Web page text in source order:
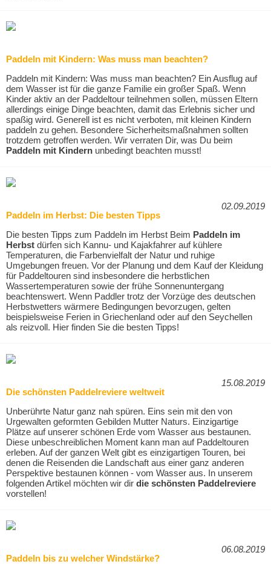
Paddeln mit Kindern: Was muss man beachten?
Paddeln mit Kindern: Was muss man beachten? Ein Ausflug auf
dem Wasser ist für die ganze Familie ein großer Spaß. Wenn
Kinder aktiv an der Paddeltour teilnehmen sollen, müssen Eltern
allerdings einige Dinge beachten, damit das Erlebnis sicher und
spaßig wird. Generell ist es nicht verboten, mit kleinen Kindern
paddeln zu gehen. Besondere Sicherheitsmaßnahmen sollten
trotzdem getroffen werden. Wir verraten Dir, was Du beim
Paddeln mit Kindern unbedingt beachten musst!
02.09.2019
Paddeln im Herbst: Die besten Tipps
Die besten Tipps zum Paddeln im Herbst Beim Paddeln im
Herbst dürfen sich Kannu- und Kajakfahrer auf kühlere
Temperaturen, die Farbenvielfalt der Natur und ruhige
Umgebungen freuen. Vor der Planung und dem Kauf der Kleidung
für Paddeltouren sind insbesondere die herbstlichen
Wassertemperaturen sowie der frühe Sonnenuntergang
beachtenswert. Wenn Paddler trotz der Vorzüge des deutschen
Herbstwetters wärmere Bedingungen bevorzugen, gelten
beispielsweise Ferien in Griechenland oder auf den Seychellen
als reizvoll. Hier finden Sie die besten Tipps!
15.08.2019
Die schönsten Paddelreviere weltweit
Unberührte Natur ganz nah spüren. Eins sein mit den von
Urgewalten geformten Gebilden Mutter Naturs. Einzigartige
Plätze auf unserer schönen Erde vom Wasser aus bestaunen.
Diese unbeschreiblichen Moment kann man auf Paddeltouren
erleben. Auf der ganzen Welt gibt es einzigartigen Touren, bei
denen die Reisenden die Landschaft aus einer ganz anderen
Perspektive bestaunen können - vom Wasser aus. In unserem
folgenden Artikel möchten wir dir die schönsten Paddelreviere
vorstellen!
06.08.2019
Paddeln bis zu welcher Windstärke?